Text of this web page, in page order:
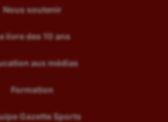
Nous soutenir
livre des 10 ans
aux médias
Formation
Gazette Sports